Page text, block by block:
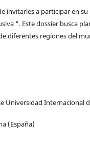
invitarles a participar en
". Este dossier busca
diferentes regiones del
Universidad Internacional
(España)